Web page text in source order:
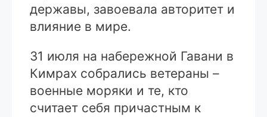
державы, завоевала авторитет и
влияние в мире.
31 июля на набережной Гавани в
Кимрах собрались ветераны –
военные моряки и те, кто
считает себя причастным к